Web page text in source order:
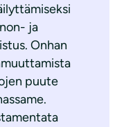
ja
Onhan
puute